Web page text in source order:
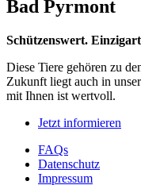
Bad Pyrmont
Schützenswert.
Diese Tiere gehören zu
Zukunft liegt auch in
mit Ihnen ist wertvoll.
Jetzt informieren
FAQs
Datenschutz
Impressum